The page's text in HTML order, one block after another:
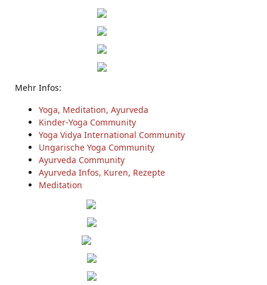
Mehr Infos:
Yoga, Meditation, Ayurveda
Kinder-Yoga Community
Yoga Vidya International Community
Ungarische Yoga Community
Ayurveda Community
Ayurveda Infos, Kuren, Rezepte
Meditation